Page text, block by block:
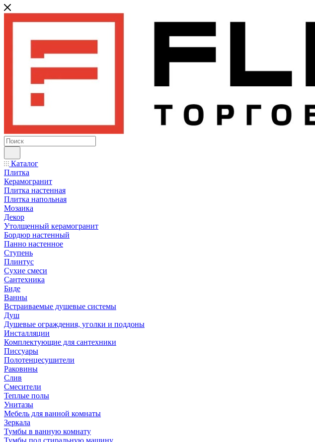
Каталог
Плитка
Керамогранит
Плитка настенная
Плитка напольная
Мозаика
Декор
Утолщенный керамогранит
Бордюр настенный
Панно настенное
Ступень
Плинтус
Сухие смеси
Сантехника
Биде
Ванны
Встраиваемые душевые системы
Душ
Душевые ограждения, уголки и поддоны
Инсталляции
Комплектующие для сантехники
Писсуары
Полотенцесушители
Раковины
Слив
Смесители
Теплые полы
Унитазы
Мебель для ванной комнаты
Зеркала
Тумбы в ванную комнату
Тумбы под стиральную машину